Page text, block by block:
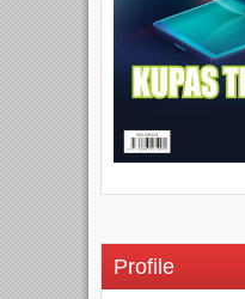
Profile